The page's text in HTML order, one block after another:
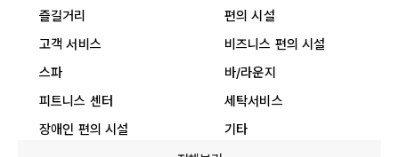
즐길거리
편의 시설
고객 서비스
비즈니스 편의 시설
스파
바/라운지
피트니스 센터
세탁서비스
장애인 편의 시설
기타